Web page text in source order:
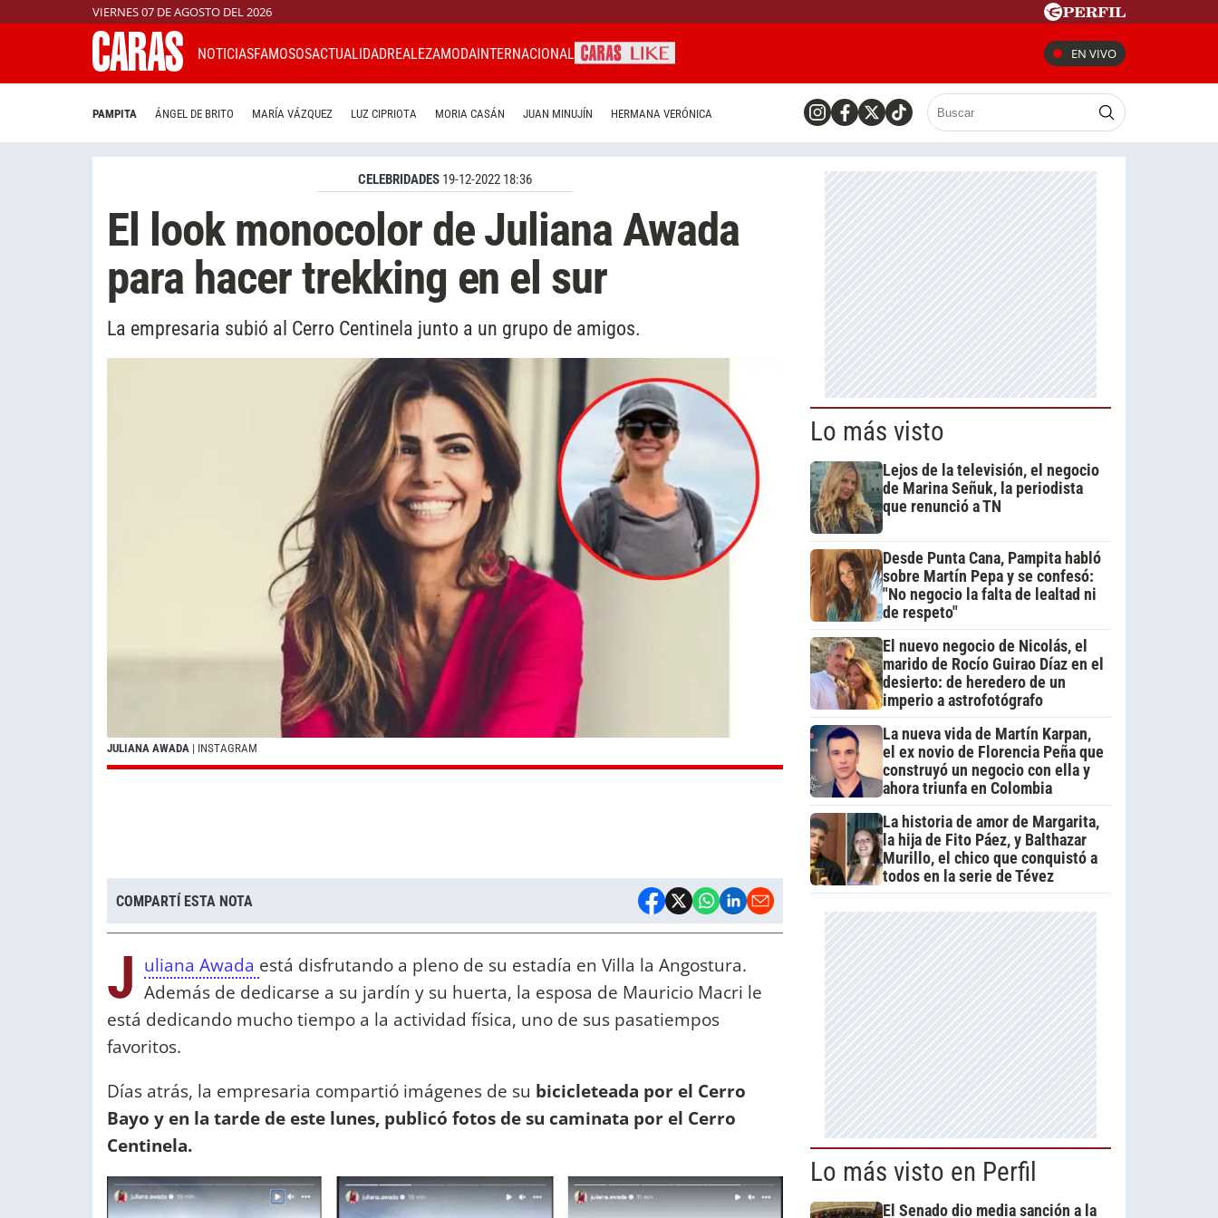
VIERNES 07 DE AGOSTO DEL 2026
NOTICIASFAMOSOSACTUALIDADREALEZAMODAINTERNACIONAL EN VIVO
PAMPITA ÁNGEL DE BRITO MARÍA VÁZQUEZ LUZ CIPRIOTA MORIA CASÁN JUAN MINUJÍN HERMANA VERÓNICA
CELEBRIDADES 19-12-2022 18:36
El look monocolor de Juliana Awada
para hacer trekking en el sur
La empresaria subió al Cerro Centinela junto a un grupo de amigos.
JULIANA AWADA | INSTAGRAM
COMPARTÍ ESTA NOTA
J uliana Awada está disfrutando a pleno de su estadía en Villa la Angostura.
Además de dedicarse a su jardín y su huerta, la esposa de Mauricio Macri le
está dedicando mucho tiempo a la actividad física, uno de sus pasatiempos
favoritos.
Días atrás, la empresaria compartió imágenes de su bicicleteada por el Cerro
Bayo y en la tarde de este lunes, publicó fotos de su caminata por el Cerro
Centinela.
Lo más visto
Lejos de la televisión, el negocio
de Marina Señuk, la periodista
que renunció a TN
Desde Punta Cana, Pampita habló
sobre Martín Pepa y se confesó:
"No negocio la falta de lealtad ni
de respeto"
El nuevo negocio de Nicolás, el
marido de Rocío Guirao Díaz en el
desierto: de heredero de un
imperio a astrofotógrafo
La nueva vida de Martín Karpan,
el ex novio de Florencia Peña que
construyó un negocio con ella y
ahora triunfa en Colombia
La historia de amor de Margarita,
la hija de Fito Páez, y Balthazar
Murillo, el chico que conquistó a
todos en la serie de Tévez
Lo más visto en Perfil
El Senado dio media sanción a la